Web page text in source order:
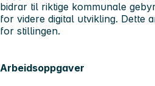
bidrar til riktige kommunale
for videre digital utvikling. Dette
for stillingen.
Arbeidsoppgaver